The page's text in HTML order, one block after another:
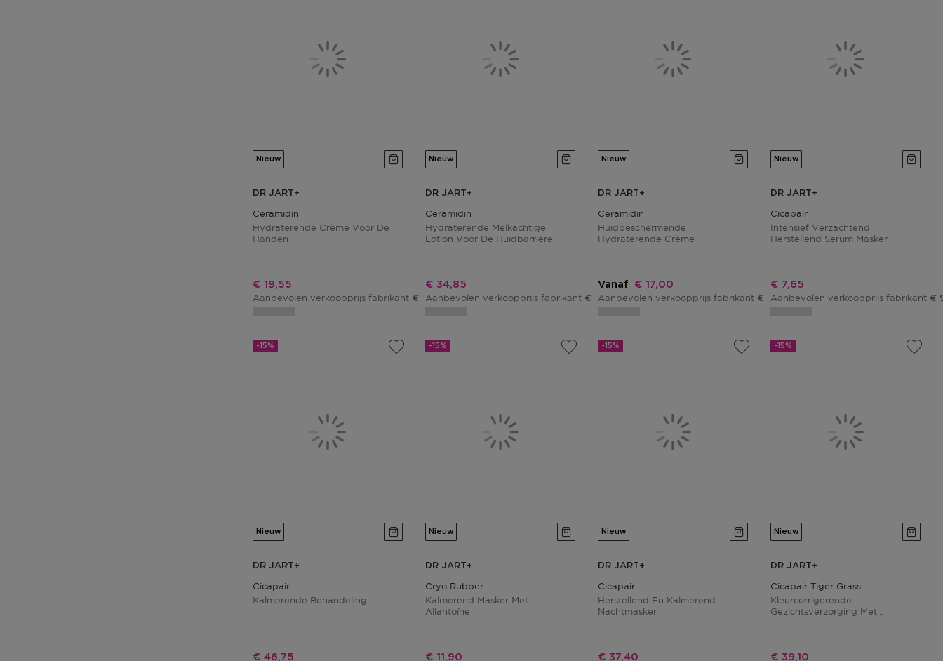
Nieuw
DR JART+
Ceramidin
Hydraterende Crème Voor De
Handen
Kortingsprijs
€ 19,55
Aanbevolen verkoopprijs fabrikant € 23,00
Nieuw
DR JART+
Ceramidin
Hydraterende Melkachtige
Lotion Voor De Huidbarrière
Kortingsprijs
€ 34,85
Aanbevolen verkoopprijs fabrikant € 41,00
Nieuw
DR JART+
Ceramidin
Huidbeschermende
Hydraterende Crème
Vanaf Kortingsprijs
€ 17,00
Aanbevolen verkoopprijs fabrikant € 20,00
Nieuw
DR JART+
Cicapair
Intensief Verzachtend
Herstellend Serum Masker
Kortingsprijs
€ 7,65
Aanbevolen verkoopprijs fabrikant €
-15%
Nieuw
DR JART+
Cicapair
Kalmerende Behandeling
Kortingsprijs
€ 46,75
-15%
Nieuw
DR JART+
Cryo Rubber
Kalmerend Masker Met
Allantoïne
Kortingsprijs
€ 11,90
-15%
Nieuw
DR JART+
Cicapair
Herstellend En Kalmerend
Nachtmasker
Kortingsprijs
€ 37,40
-15%
Nieuw
DR JART+
Cicapair Tiger Grass
Kleurcorrigerende
Gezichtsverzorging Met
Kortingsprijs
€ 39,10